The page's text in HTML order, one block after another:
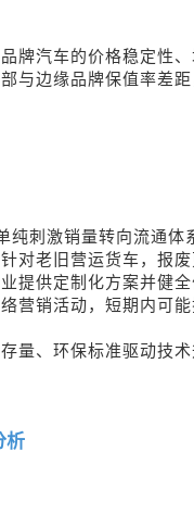
牌汽车的价格稳定性
与边缘品牌保值率差
纯刺激销量转向流通
对老旧营运货车，报
提供定制化方案并健
营销活动，短期内可
量、环保标准驱动技
析